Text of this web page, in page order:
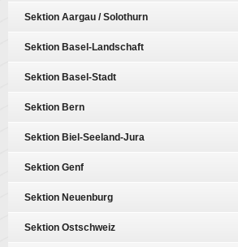
Sektion Aargau / Solothurn
Sektion Basel-Landschaft
Sektion Basel-Stadt
Sektion Bern
Sektion Biel-Seeland-Jura
Sektion Genf
Sektion Neuenburg
Sektion Ostschweiz